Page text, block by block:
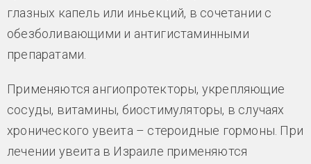
глазных капель или иньекций, в сочетании с
обезболивающими и антигистаминными
препаратами.
Применяются ангиопротекторы, укрепляющие
сосуды, витамины, биостимуляторы, в случаях
хронического увеита – стероидные гормоны. При
лечении увеита в Израиле применяются